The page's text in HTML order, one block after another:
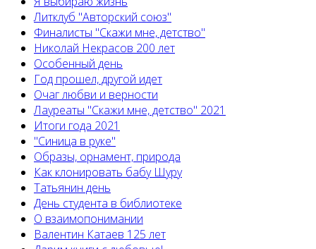
Литклуб "Авторский союз"
Финалисты "Скажи мне, детство"
Николай Некрасов 200 лет
Особенный день
Год прошел, другой идет
Очаг любви и верности
Лауреаты "Скажи мне, детство" 2021
Итоги года 2021
"Синица в руке"
Образы, орнамент, природа
Как клонировать бабу Шуру
Татьянин день
День студента в библиотеке
О взаимопонимании
Валентин Катаев 125 лет